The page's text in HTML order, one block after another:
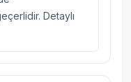
ilaçlama
çevrede
ihtimali
Detaylı